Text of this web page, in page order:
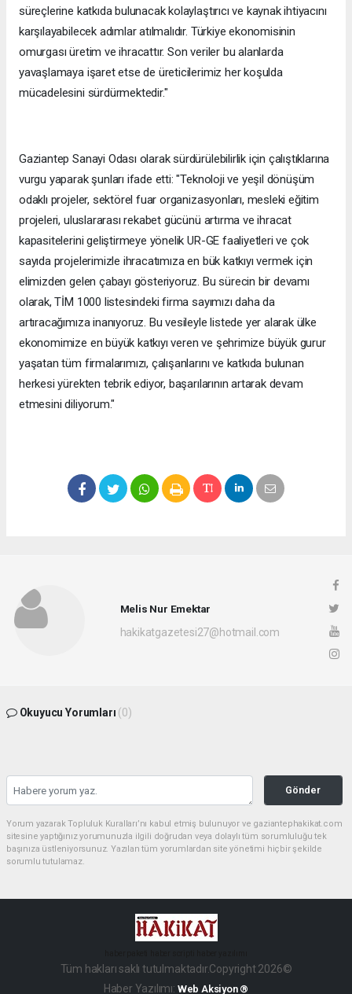
süreçlerine katkıda bulunacak kolaylaştırıcı ve kaynak ihtiyacını
karşılayabilecek adımlar atılmalıdır. Türkiye ekonomisinin
omurgası üretim ve ihracattır. Son veriler bu alanlarda
yavaşlamaya işaret etse de üreticilerimiz her koşulda
mücadelesini sürdürmektedir."
Gaziantep Sanayi Odası olarak sürdürülebilirlik için çalıştıklarına
vurgu yaparak şunları ifade etti: "Teknoloji ve yeşil dönüşüm
odaklı projeler, sektörel fuar organizasyonları, mesleki eğitim
projeleri, uluslararası rekabet gücünü artırma ve ihracat
kapasitelerini geliştirmeye yönelik UR-GE faaliyetleri ve çok
sayıda projelerimizle ihracatımıza en bük katkıyı vermek için
elimizden gelen çabayı gösteriyoruz. Bu sürecin bir devamı
olarak, TİM 1000 listesindeki firma sayımızı daha da
artıracağımıza inanıyoruz. Bu vesileyle listede yer alarak ülke
ekonomimize en büyük katkıyı veren ve şehrimize büyük gurur
yaşatan tüm firmalarımızı, çalışanlarını ve katkıda bulunan
herkesi yürekten tebrik ediyor, başarılarının artarak devam
etmesini diliyorum."
Melis Nur Emektar
hakikatgazetesi27@hotmail.com
Okuyucu Yorumları (0)
Gönder
Yorum yazarak Topluluk Kuralları’nı kabul etmiş bulunuyor ve gaziantephakikat.com
sitesine yaptığınız yorumunuzla ilgili doğrudan veya dolaylı tüm sorumluluğu tek
başınıza üstleniyorsunuz. Yazılan tüm yorumlardan site yönetimi hiçbir şekilde
sorumlu tutulamaz.
Tüm hakları saklı tutulmaktadır.Copyright 2026©
Haber Yazılımı: Web Aksiyon ®